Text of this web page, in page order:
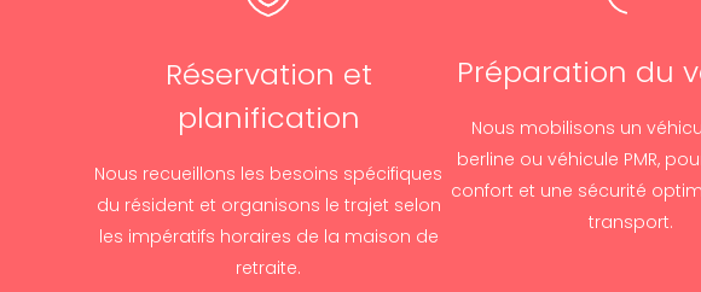
Réservation et
planification
Nous recueillons les besoins spécifiques
du résident et organisons le trajet selon
les impératifs horaires de la maison de
retraite.
Préparation du
Nous mobilisons un
berline ou véhicule PMR,
confort et une sécurité
transport.